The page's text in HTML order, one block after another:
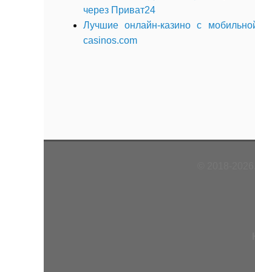
через Приват24
Лучшие онлайн-казино с
casinos.com